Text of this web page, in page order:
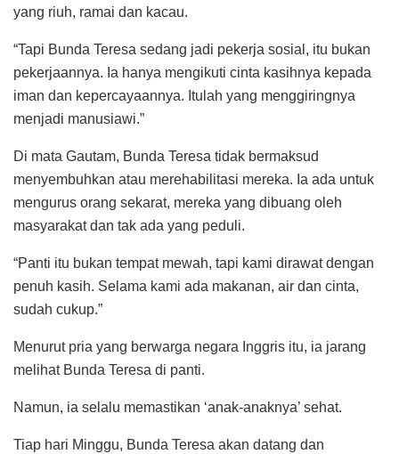
yang riuh, ramai dan kacau.
“Tapi Bunda Teresa sedang jadi pekerja sosial, itu bukan
pekerjaannya. Ia hanya mengikuti cinta kasihnya kepada
iman dan kepercayaannya. Itulah yang menggiringnya
menjadi manusiawi.”
Di mata Gautam, Bunda Teresa tidak bermaksud
menyembuhkan atau merehabilitasi mereka. Ia ada untuk
mengurus orang sekarat, mereka yang dibuang oleh
masyarakat dan tak ada yang peduli.
“Panti itu bukan tempat mewah, tapi kami dirawat dengan
penuh kasih. Selama kami ada makanan, air dan cinta,
sudah cukup.”
Menurut pria yang berwarga negara Inggris itu, ia jarang
melihat Bunda Teresa di panti.
Namun, ia selalu memastikan ‘anak-anaknya’ sehat.
Tiap hari Minggu, Bunda Teresa akan datang dan